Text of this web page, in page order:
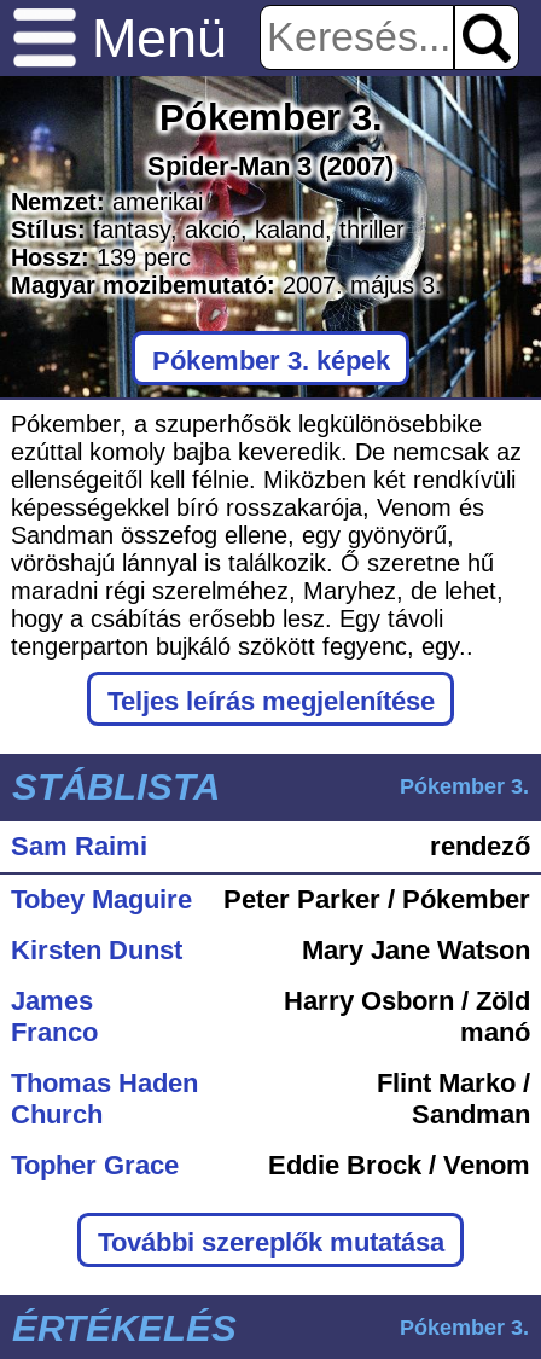
Menü
Pókember 3.
Spider-Man 3(2007)
Nemzet: amerikai
Stílus: fantasy,akció,kaland,thriller
Hossz: 139perc
Magyar mozibemutató:2007. május 3.
Pókember 3. képek
Pókember, a szuperhősök legkülönösebbike
ezúttal komoly bajba keveredik. De nemcsak az
ellenségeitől kell félnie. Miközben két rendkívüli
képességekkel bíró rosszakarója, Venom és
Sandman összefog ellene, egy gyönyörű,
vöröshajú lánnyal is találkozik. Ő szeretne hű
maradni régi szerelméhez, Maryhez, de lehet,
hogy a csábítás erősebb lesz. Egy távoli
tengerparton bujkáló szökött fegyenc, egy..
Teljes leírás megjelenítése
STÁBLISTA Pókember 3.
Sam Raimi
rendező
Tobey Maguire
Peter Parker / Pókember
Kirsten Dunst
Mary Jane Watson
James
Franco
Harry Osborn / Zöld
manó
Thomas Haden
Church
Flint Marko /
Sandman
Topher Grace
Eddie Brock / Venom
További szereplők mutatása
ÉRTÉKELÉS Pókember 3.